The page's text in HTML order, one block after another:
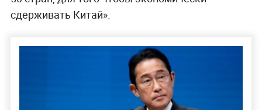
сдерживать Китай».